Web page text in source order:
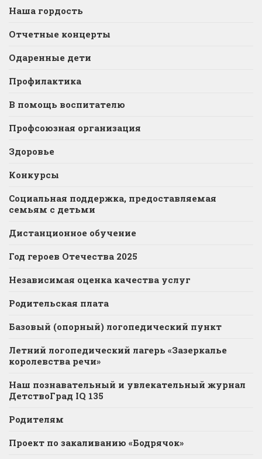
Наша гордость
Отчетные концерты
Одаренные дети
Профилактика
В помощь воспитателю
Профсоюзная организация
Здоровье
Конкурсы
Социальная поддержка, предоставляемая
семьям с детьми
Дистанционное обучение
Год героев Отечества 2025
Независимая оценка качества услуг
Родительская плата
Базовый (опорный) логопедический пункт
Летний логопедический лагерь «Зазеркалье
королевства речи»
Наш познавательный и увлекательный журнал
ДетствоГрад IQ 135
Родителям
Проект по закаливанию «Бодрячок»